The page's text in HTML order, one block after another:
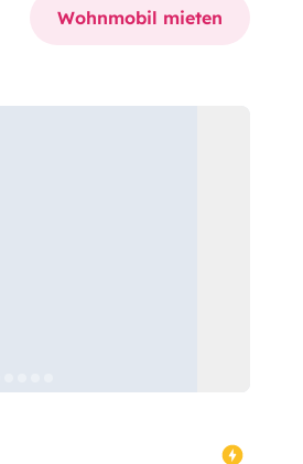
Wohnmobil mieten